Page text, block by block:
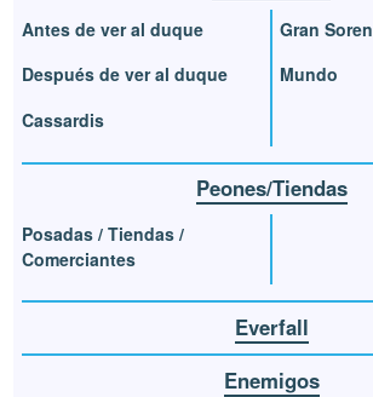
Antes de ver al duque
Después de ver al duque
Cassardis
Gran Soren
Mundo
Peones/Tiendas
Posadas / Tiendas /
Comerciantes
Everfall
Enemigos